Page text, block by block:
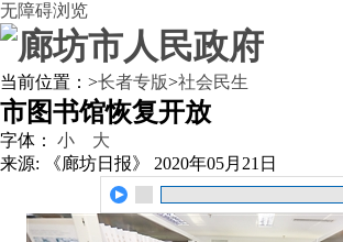
无障碍浏览
当前位置： >长者专版>社会民生
市图书馆恢复开放
字体： 小
大
来源: 《廊坊日报》
2020年05月21日